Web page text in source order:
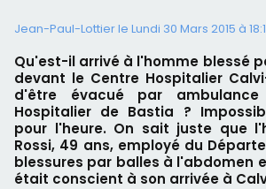
Jean-Paul-Lottier le Lundi 30 Mars 2015 à
Qu'est-il arrivé à l'homme blessé
devant le Centre Hospitalier
d'être évacué par
Hospitalier de Bastia ?
pour l'heure. On sait juste que
Rossi, 49 ans, employé du
blessures par balles à l'abdomen
était conscient à son arrivée à